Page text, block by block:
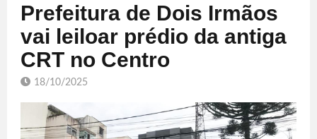
Prefeitura de Dois Irmãos
vai leiloar prédio da antiga
CRT no Centro
18/10/2025